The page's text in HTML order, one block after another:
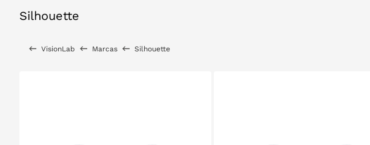
Silhouette
VisionLab Marcas Silhouette